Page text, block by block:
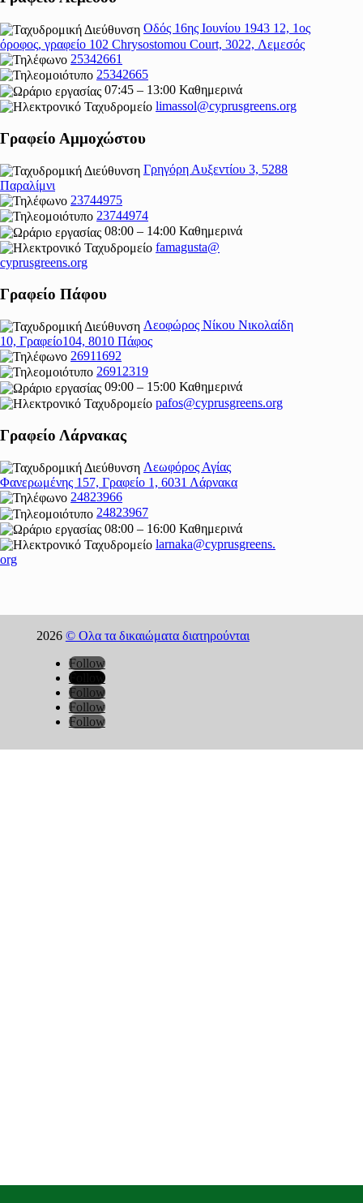
Οδός 16ης Ιουνίου 1943 12, 1ος
όροφος, γραφείο 102 Chrysostomou Court, 3022, Λεμεσός
25342661
25342665
07:45 – 13:00 Καθημερινά
limassol@cyprusgreens.org
Γραφείο Αμμοχώστου
Γρηγόρη Αυξεντίου 3, 5288
Παραλίμνι
23744975
23744974
08:00 – 14:00 Καθημερινά
famagusta@
cyprusgreens.org
Γραφείο Πάφου
Λεοφώρος Νίκου Νικολαίδη
10, Γραφείο104, 8010 Πάφος
26911692
26912319
09:00 – 15:00 Καθημερινά
pafos@cyprusgreens.org
Γραφείο Λάρνακας
Λεωφόρος Αγίας
Φανερωμένης 157, Γραφείο 1, 6031 Λάρνακα
24823966
24823967
08:00 – 16:00 Καθημερινά
larnaka@cyprusgreens.
org
2026 © Ολα τα δικαιώματα διατηρούνται
Follow
Follow
Follow
Follow
Follow